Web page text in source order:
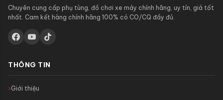
Chuyên cung cấp phụ tùng, đồ chơi xe máy chính hãng, uy tín, giá tốt
nhất. Cam kết hàng chính hãng 100% có CO/CQ đầy đủ.
THÔNG TIN
Giới thiệu